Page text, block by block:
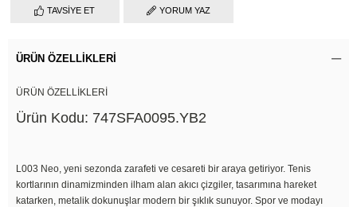
TAVSIYE ET YORUM YAZ
ÜRÜN ÖZELLIKLERI
ÜRÜN ÖZELLİKLERİ
Ürün Kodu: 747SFA0095.YB2
L003 Neo, yeni sezonda zarafeti ve cesareti bir araya getiriyor. Tenis
kortlarının dinamizminden ilham alan akıcı çizgiler, tasarımına hareket
katarken, metalik dokunuşlar modern bir şıklık sunuyor. Spor ve modayı